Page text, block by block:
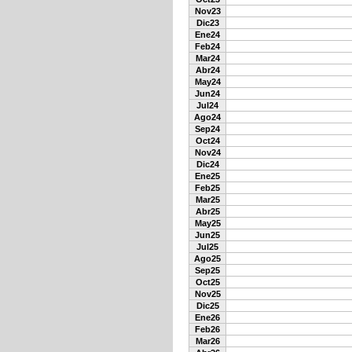
Nov23
Dic23
Ene24
Feb24
Mar24
Abr24
May24
Jun24
Jul24
Ago24
Sep24
Oct24
Nov24
Dic24
Ene25
Feb25
Mar25
Abr25
May25
Jun25
Jul25
Ago25
Sep25
Oct25
Nov25
Dic25
Ene26
Feb26
Mar26